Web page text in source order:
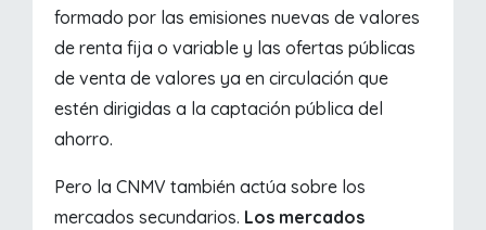
formado por las emisiones nuevas de valores
de renta fija o variable y las ofertas públicas
de venta de valores ya en circulación que
estén dirigidas a la captación pública del
ahorro.
Pero la CNMV también actúa sobre los
mercados secundarios. Los mercados